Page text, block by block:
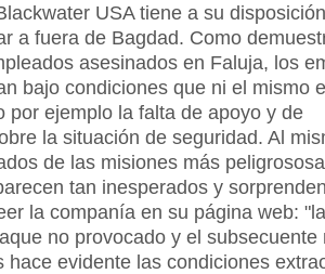
USA tiene a su
a fuera de Bagdad. Como
asesinados en Faluja, los
bajo condiciones que ni el mismo
por ejemplo la falta de apoyo y de
la situación de seguridad. Al
de las misiones más
tan inesperados y
la companía en su página web:
no provocado y el subsecuente
hace evidente las condiciones